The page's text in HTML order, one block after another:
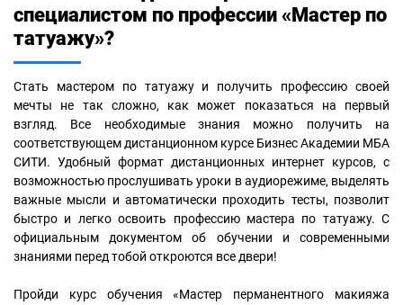
специалистом по профессии «Мастер по
татуажу»?
Стать мастером по татуажу и получить профессию своей
мечты не так сложно, как может показаться на первый
взгляд. Все необходимые знания можно получить на
соответствующем дистанционном курсе Бизнес Академии МБА
СИТИ. Удобный формат дистанционных интернет курсов, с
возможностью прослушивать уроки в аудиорежиме, выделять
важные мысли и автоматически проходить тесты, позволит
быстро и легко освоить профессию мастера по татуажу. С
официальным документом об обучении и современными
знаниями перед тобой откроются все двери!
Пройди курс обучения «Мастер перманентного макияжа